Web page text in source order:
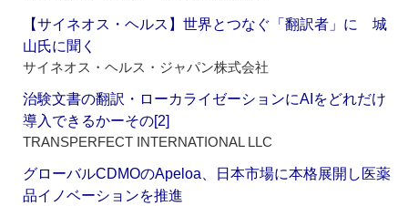
【サイネオス・ヘルス】世界とつなぐ「翻訳者」に 城
山氏に聞く
サイネオス・ヘルス・ジャパン株式会社
治験文書の翻訳・ローカライゼーションにAIをどれだけ
導入できるかーその[2]
TRANSPERFECT INTERNATIONAL LLC
グローバルCDMOのApeloa、日本市場に本格展開し医薬
品イノベーションを推進